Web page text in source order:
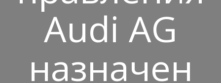
Audi AG
назначен